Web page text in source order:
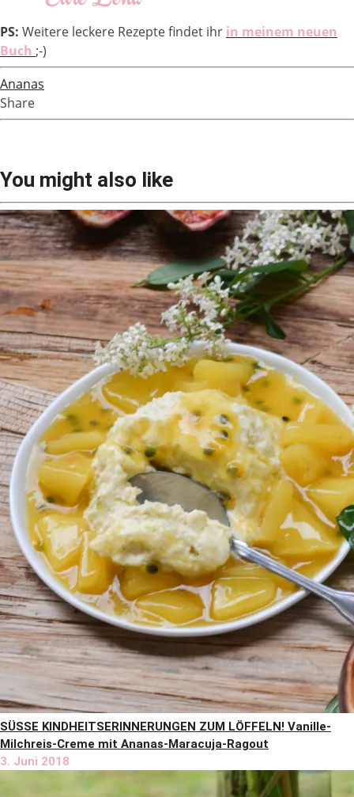
PS: Weitere leckere Rezepte findet ihr in meinem neuen
Buch ;-)
Ananas
Share
You might also like
SÜSSE KINDHEITSERINNERUNGEN ZUM LÖFFELN! Vanille-
Milchreis-Creme mit Ananas-Maracuja-Ragout
3. Juni 2018